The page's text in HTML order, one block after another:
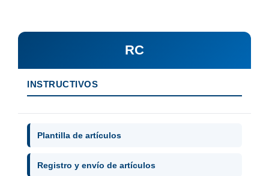
RC
INSTRUCTIVOS
Plantilla de artículos
Registro y envío de artículos